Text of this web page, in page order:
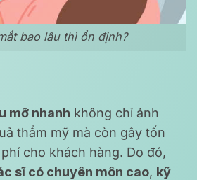
bao lâu thì ổn định?
mỡ nhanh không chỉ ảnh
thẩm mỹ mà còn gây tốn
cho khách hàng. Do đó,
sĩ có chuyên môn cao, kỹ